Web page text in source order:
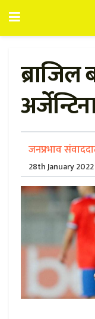
ब्राजिल
जनप्रभाव
28th January 2022